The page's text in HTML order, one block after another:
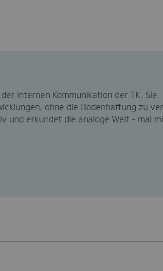
internen Kommunikation der TK. Sie
ohne die Bodenhaftung zu
und erkundet die analoge Welt - mal